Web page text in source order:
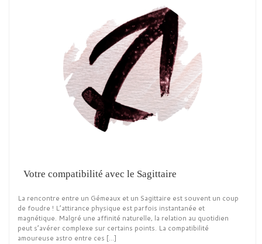
Votre compatibilité avec le Sagittaire
La rencontre entre un Gémeaux et un Sagittaire est souvent un coup
de foudre ! L’attirance physique est parfois instantanée et
magnétique. Malgré une affinité naturelle, la relation au quotidien
peut s’avérer complexe sur certains points. La compatibilité
amoureuse astro entre ces […]